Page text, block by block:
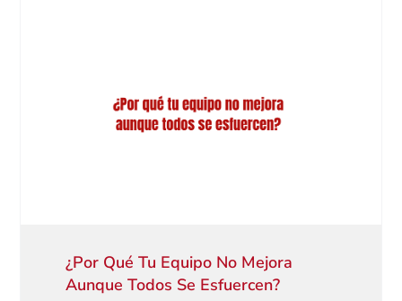
¿Por Qué Tu Equipo No Mejora
Aunque Todos Se Esfuercen?